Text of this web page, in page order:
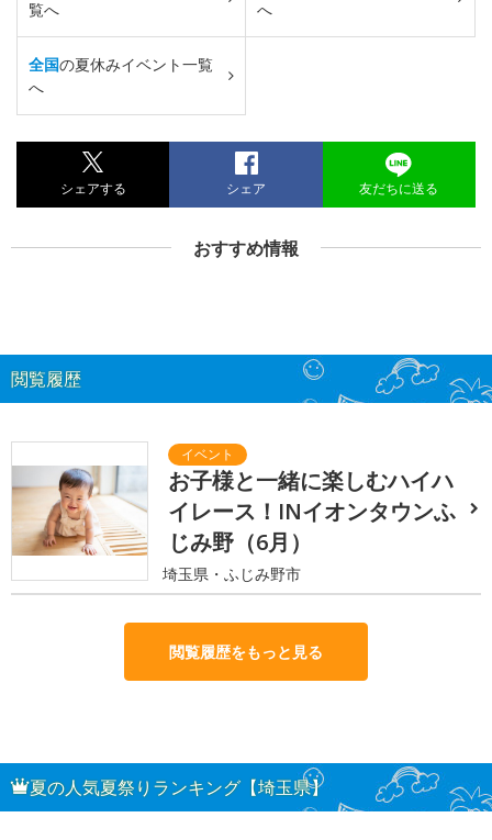
覧へ へ
全国の夏休みイベント一覧
へ
シェアする シェア 友だちに送る
おすすめ情報
閲覧履歴
お子様と一緒に楽しむハイハ
イレース！INイオンタウンふ
じみ野（6月）
埼玉県・ふじみ野市
閲覧履歴をもっと見る
夏の人気夏祭りランキング【埼玉県】